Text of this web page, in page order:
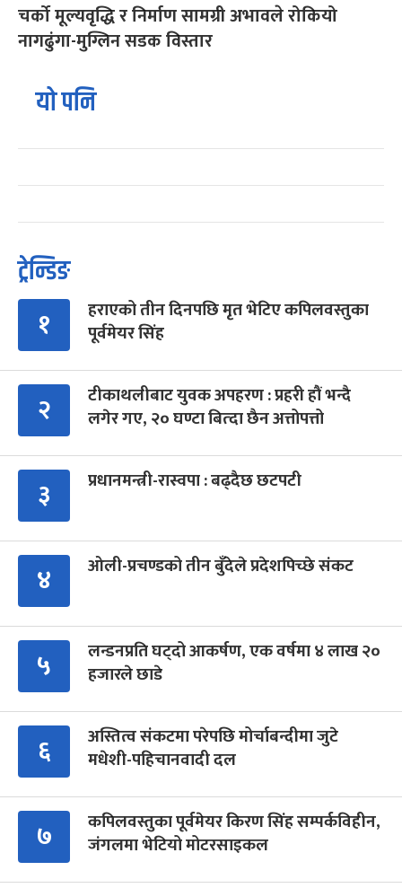
चर्को मूल्यवृद्धि र निर्माण सामग्री अभावले रोकियो
नागढुंगा-मुग्लिन सडक विस्तार
यो पनि
ट्रेन्डिङ
१
हराएको तीन दिनपछि मृत भेटिए कपिलवस्तुका
पूर्वमेयर सिंह
२
टीकाथलीबाट युवक अपहरण : प्रहरी हौं भन्दै
लगेर गए, २० घण्टा बित्दा छैन अत्तोपत्तो
३ प्रधानमन्त्री-रास्वपा : बढ्दैछ छटपटी
४ ओली-प्रचण्डको तीन बुँदेले प्रदेशपिच्छे संकट
५
लन्डनप्रति घट्दो आकर्षण, एक वर्षमा ४ लाख २०
हजारले छाडे
६
अस्तित्व संकटमा परेपछि मोर्चाबन्दीमा जुटे
मधेशी-पहिचानवादी दल
७
कपिलवस्तुका पूर्वमेयर किरण सिंह सम्पर्कविहीन,
जंगलमा भेटियो मोटरसाइकल